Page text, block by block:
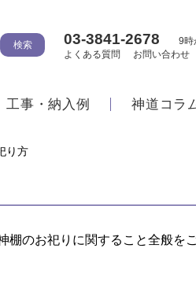
03-3841-2678
9時
よくある質問
お問い合わせ
工事・納入例 神道コラ
り方
のお祀りに関すること全般を